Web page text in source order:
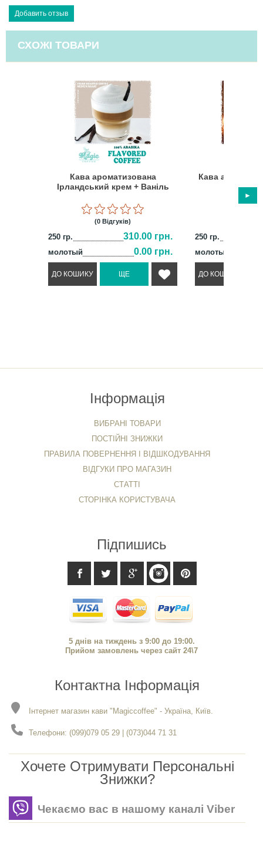
СХОЖІ ТОВАРИ
Кава ароматизована
Ірландський крем + Ваніль
(0 Відгуків)
250 гр. 310.00 грн.
молотый 0.00 грн.
Кава
250 гр.
молотый
Інформація
ВИБРАНІ ТОВАРИ
ПОСТІЙНІ ЗНИЖКИ
ПРАВИЛА ПОВЕРНЕННЯ І ВІДШКОДУВАННЯ
ВІДГУКИ ПРО МАГАЗИН
СТАТТІ
СТОРІНКА КОРИСТУВАЧА
Підпишись
5 днів на тиждень з 9:00 до 19:00.
Прийом замовлень через сайт 24\7
Контактна Інформація
Інтернет магазин кави "Magiccoffee" - Україна, Київ.
Телефони: (099)079 05 29 | (073)044 71 31
Хочете Отримувати Персональні
Знижки?
Чекаємо вас в нашому каналі Viber